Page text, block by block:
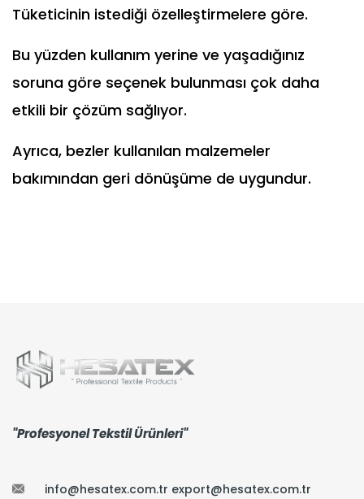
Tüketicinin istediği özelleştirmelere göre.
Bu yüzden kullanım yerine ve yaşadığınız
soruna göre seçenek bulunması çok daha
etkili bir çözüm sağlıyor.
Ayrıca, bezler kullanılan malzemeler
bakımından geri dönüşüme de uygundur.
"Profesyonel Tekstil Ürünleri"
info@hesatex.com.tr export@hesatex.com.tr